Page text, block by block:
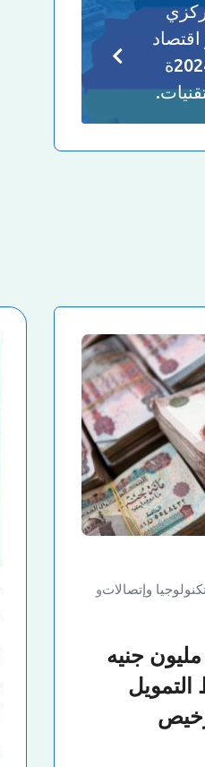
اقتصاد
البلاد 0.3 % في 2024ة
وإتصالاتو
جنيه